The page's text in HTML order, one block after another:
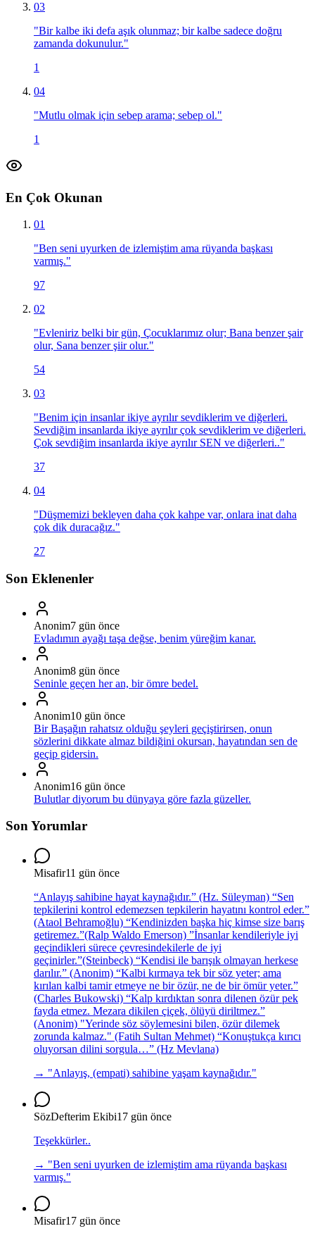
03
"Bir kalbe iki defa aşık olunmaz; bir kalbe sadece doğru
zamanda dokunulur."
1
04
"Mutlu olmak için sebep arama; sebep ol."
1
En Çok Okunan
01
"Ben seni uyurken de izlemiştim ama rüyanda başkası
varmış."
97
02
"Evleniriz belki bir gün, Çocuklarımız olur; Bana benzer şair
olur, Sana benzer şiir olur."
54
03
"Benim için insanlar ikiye ayrılır sevdiklerim ve diğerleri.
Sevdiğim insanlarda ikiye ayrılır çok sevdiklerim ve diğerleri.
Çok sevdiğim insanlarda ikiye ayrılır SEN ve diğerleri.."
37
04
"Düşmemizi bekleyen daha çok kahpe var, onlara inat daha
çok dik duracağız."
27
Son Eklenenler
Anonim7 gün önce
Evladımın ayağı taşa değse, benim yüreğim kanar.
Anonim8 gün önce
Seninle geçen her an, bir ömre bedel.
Anonim10 gün önce
Bir Başağın rahatsız olduğu şeyleri geçiştirirsen, onun
sözlerini dikkate almaz bildiğini okursan, hayatından sen de
geçip gidersin.
Anonim16 gün önce
Bulutlar diyorum bu dünyaya göre fazla güzeller.
Son Yorumlar
Misafir11 gün önce
“Anlayış sahibine hayat kaynağıdır.” (Hz. Süleyman) “Sen
tepkilerini kontrol edemezsen tepkilerin hayatını kontrol eder.”
(Ataol Behramoğlu) “Kendinizden başka hiç kimse size barış
getiremez.”(Ralp Waldo Emerson) ”İnsanlar kendileriyle iyi
geçindikleri sürece çevresindekilerle de iyi
geçinirler.”(Steinbeck) “Kendisi ile barışık olmayan herkese
darılır.” (Anonim) “Kalbi kırmaya tek bir söz yeter; ama
kırılan kalbi tamir etmeye ne bir özür, ne de bir ömür yeter.”
(Charles Bukowski) “Kalp kırdıktan sonra dilenen özür pek
fayda etmez. Mezara dikilen çiçek, ölüyü diriltmez.”
(Anonim) "Yerinde söz söylemesini bilen, özür dilemek
zorunda kalmaz." (Fatih Sultan Mehmet) “Konuştukça kırıcı
oluyorsan dilini sorgula…” (Hz Mevlana)
→ "Anlayış, (empati) sahibine yaşam kaynağıdır."
SözDefterim Ekibi17 gün önce
Teşekkürler..
→ "Ben seni uyurken de izlemiştim ama rüyanda başkası
varmış."
Misafir17 gün önce